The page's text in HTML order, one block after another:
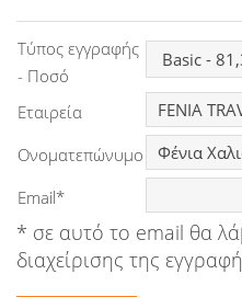
Ειδήσεις
Παιχνίδια
Ραδιόφωνο
Ταινίες
Τύπος εγγραφής
- Ποσό
Εταιρεία
Ονοματεπώνυμο
Email*
* σε αυτό το email θα
διαχείρισης της